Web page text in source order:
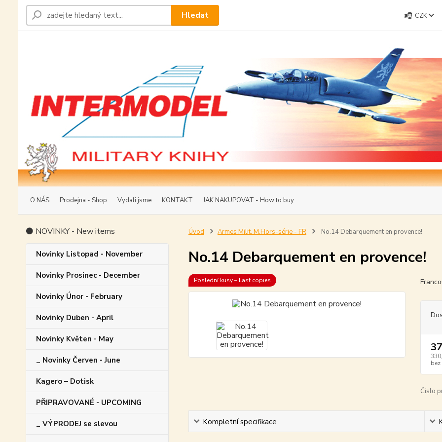
O NÁS Prodejna - Shop Vydali jsme KONTAKT JAK NAKUPOVAT - How to buy
CZK
Hledat
⚫ NOVINKY - New items
Novinky Listopad - November
Novinky Prosinec - December
Novinky Únor - February
Novinky Duben - April
Novinky Květen - May
_ Novinky Červen - June
Kagero – Dotisk
PŘIPRAVOVANÉ - UPCOMING
_ VÝPRODEJ se slevou
Úvod Armes Milit. M.Hors-série - FR No.14 Debarquement en provence!
No.14 Debarquement en provence!
Poslední kusy – Last copies
bez
Číslo
Kompletní specifikace